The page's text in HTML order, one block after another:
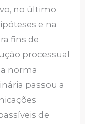
no último
e na
fins de
processual
norma
passou a
de